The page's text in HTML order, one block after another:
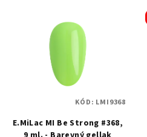
E.MiLac MI Be Strong #368,
KÓD: LMI9368